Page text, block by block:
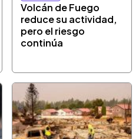
Volcán de Fuego
reduce su actividad,
pero el riesgo
continúa